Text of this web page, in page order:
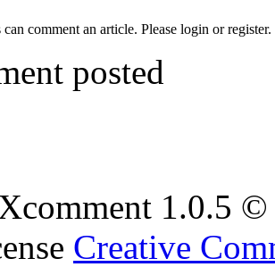
comment an article. Please login or register.
posted
1.0.5
Creative